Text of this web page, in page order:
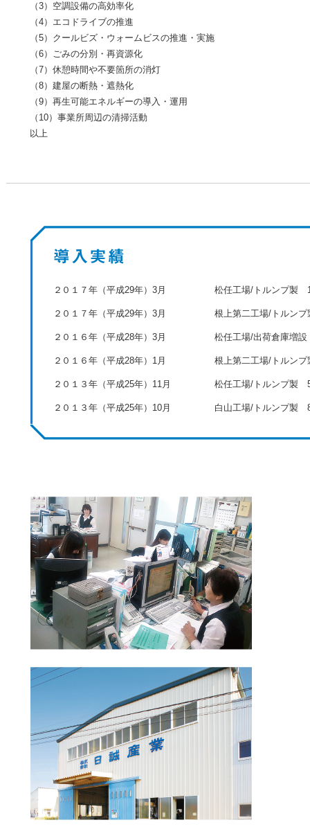
（3）空調設備の高効率化
（4）エコドライブの推進
（5）クールビズ・ウォームビスの推進・実施
（6）ごみの分別・再資源化
（7）休憩時間や不要箇所の消灯
（8）建屋の断熱・遮熱化
（9）再生可能エネルギーの導入・運用
（10）事業所周辺の清掃活動
以上
２０１７年（平成29年）3月 松任工場/トルンプ製
２０１７年（平成29年）3月 根上第二工場/トルン
２０１６年（平成28年）3月 松任工場/出荷倉庫増設
２０１６年（平成28年）1月 根上第二工場/トルン
２０１３年（平成25年）11月 松任工場/トルンプ製
２０１３年（平成25年）10月 白山工場/トルンプ製
２０１２年（平成24年）7月 根上工場/出荷倉庫増設
２０１２年（平成24年）4月 根上第二工場/マザッ
２０１１年（平成23年）9月 松任工場/窒素発生装置
２０１１年（平成23年）7月 松任工場/トルンプ製
２０１１年（平成23年）3月 松任工場/トルンプ製
２００９年（平成21年）2月 根上第二工場設立
２００８年（平成20年）11月 根上工場/田中製 大物
２００８年（平成20年）9月 松任工場/トルンプ製
２００８年（平成20年）1月 松任工場/コマツ製